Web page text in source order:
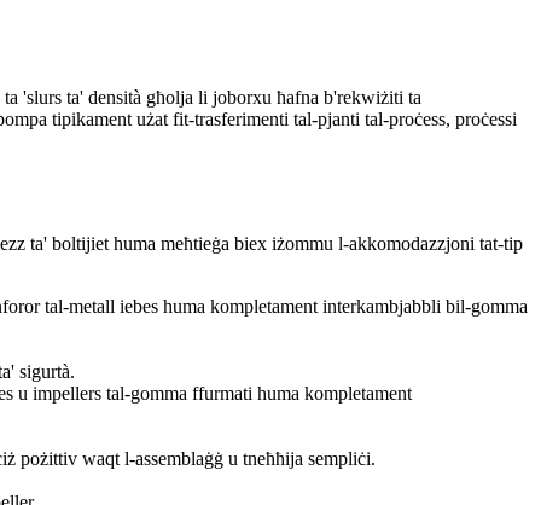
'slurs ta' densità għolja li joborxu ħafna b'rekwiżiti ta
tipikament użat fit-trasferimenti tal-pjanti tal-proċess, proċessi
ta' boltijiet huma meħtieġa biex iżommu l-akkomodazzjoni tat-tip
tal-metall iebes huma kompletament interkambjabbli bil-gomma
sigurtà.
u impellers tal-gomma ffurmati huma kompletament
pożittiv waqt l-assemblaġġ u tneħħija sempliċi.